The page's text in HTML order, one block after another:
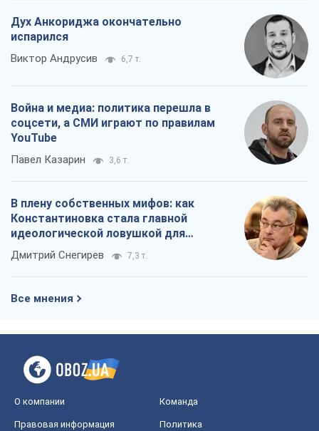
Дух Анкориджа окончательно
испарился
Виктор Андрусив 6,7 т.
Война и медиа: политика перешла в
соцсети, а СМИ играют по правилам
YouTube
Павел Казарин 3,6 т.
В плену собственных мифов: как
Константиновка стала главной
идеологической ловушкой для
российских оккупантов
Дмитрий Снегирев 7,3 т.
Все мнения
О компании Команда
Правовая информация
Политика